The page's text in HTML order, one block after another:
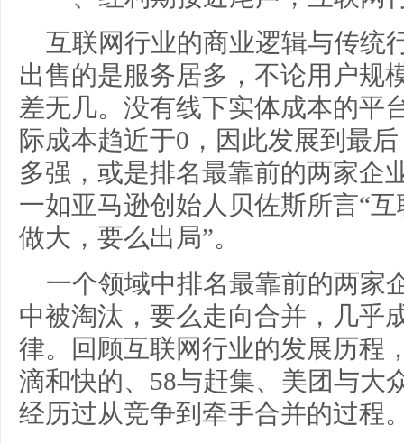
互联网行业的商业逻辑与传统
出售的是服务居多，不论用户规
差无几。没有线下实体成本的平
际成本趋近于0，因此发展到最
多强，或是排名最靠前的两家企
一如亚马逊创始人贝佐斯所言“
做大，要么出局”。
一个领域中排名最靠前的两家
中被淘汰，要么走向合并，几乎
律。回顾互联网行业的发展历程
滴和快的、58与赶集、美团与大
经历过从竞争到牵手合并的过程